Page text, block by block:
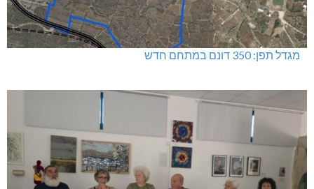
מגדל תפן: 350 דונם במתחם חדש